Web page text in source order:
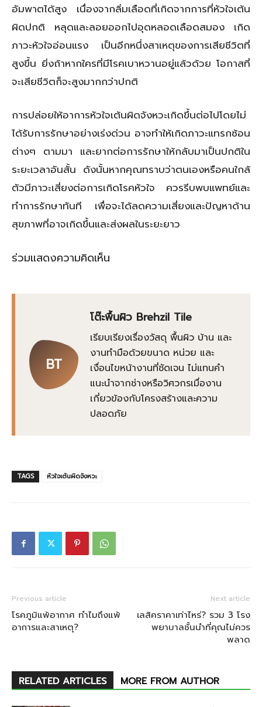
อัมพาตได้สูง เนื่องจากลิ่มเลือดที่เกิดจากการที่หัวใจเต้น
ผิดปกติ หลุดและลอยออกไปอุดหลอดเลือดสมอง เกิด
ภาวะหัวใจอ่อนแรง เป็นอีกหนึ่งสาเหตุของการเสียชีวิตที่
สูงขึ้น ยิ่งถ้าหากใครที่มีโรคเบาหวานอยู่แล้วด้วย โอกาสที่
จะเสียชีวิตก็จะสูงมากกว่าปกติ
การปล่อยให้อาการหัวใจเต้นผิดจังหวะเกิดขึ้นต่อไปโดยไม่
ได้รับการรักษาอย่างเร่งด่วน อาจทำให้เกิดภาวะแทรกซ้อน
ต่างๆ ตามมา และยากต่อการรักษาให้กลับมาเป็นปกติใน
ระยะเวลาอันสั้น ดังนั้นหากคุณทราบว่าตนเองหรือคนใกล้
ตัวมีภาวะเสี่ยงต่อการเกิดโรคหัวใจ ควรรีบพบแพทย์และ
ทำการรักษาทันที เพื่อจะได้ลดความเสี่ยงและปัญหาด้าน
สุขภาพที่อาจเกิดขึ้นและส่งผลในระยะยาว
ร่วมแสดงความคิดเห็น
BT
โต๊ะพื้นผิว Brehzil Tile
เรียบเรียงเรื่องวัสดุ พื้นผิว บ้าน และ
งานทำมือด้วยขนาด หน่วย และ
เงื่อนไขหน้างานที่ชัดเจน ไม่แทนคำ
แนะนำจากช่างหรือวิศวกรเมื่องาน
เกี่ยวข้องกับโครงสร้างและความ
ปลอดภัย
TAGS หัวใจเต้นผิดจังหวะ
Previous article
โรคภูมิแพ้อากาศ ทำไมถึงแพ้
อาการและสาเหตุ?
Next article
เลสิคราคาเท่าไหร่? รวม 3 โรง
พยาบาลชั้นนำที่คุณไม่ควร
พลาด
RELATED ARTICLES MORE FROM AUTHOR